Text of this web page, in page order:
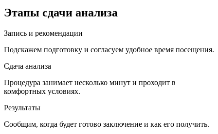
Этапы сдачи анализа
Запись и рекомендации
Подскажем подготовку и согласуем удобное время посещения.
Сдача анализа
Процедура занимает несколько минут и проходит в
комфортных условиях.
Результаты
Сообщим, когда будет готово заключение и как его получить.